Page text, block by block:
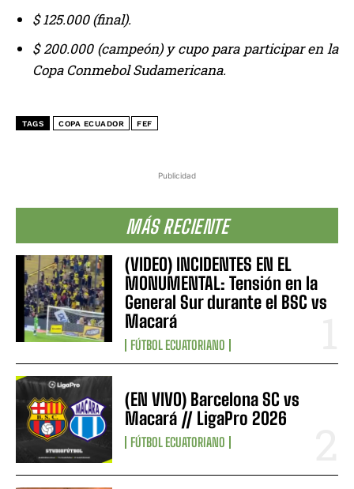
Publicidad
MÁS RECIENTE
(VIDEO) INCIDENTES EN EL
MONUMENTAL: Tensión en la
General Sur durante el BSC vs
Macará
FÚTBOL ECUATORIANO
(EN VIVO) Barcelona SC vs
Macará // LigaPro 2026
FÚTBOL ECUATORIANO
$ 125.000 (final).
$ 200.000 (campeón) y cupo para participar en la
Copa Conmebol Sudamericana.
TAGS COPA ECUADOR FEF